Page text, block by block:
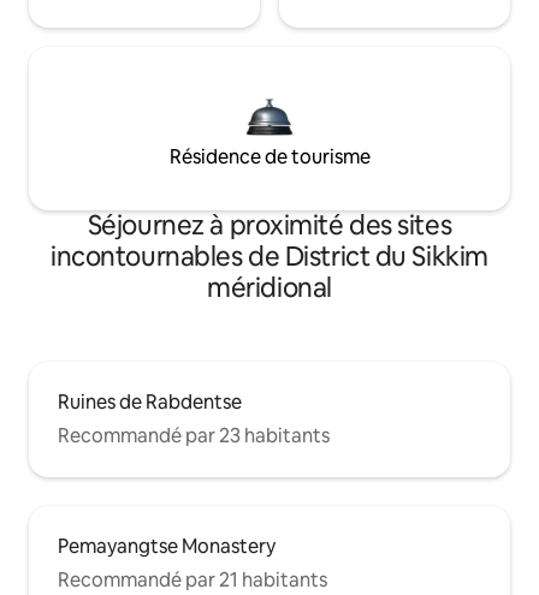
Résidence de tourisme
Séjournez à proximité des sites
incontournables de District du Sikkim
méridional
Ruines de Rabdentse
Recommandé par 23 habitants
Pemayangtse Monastery
Recommandé par 21 habitants